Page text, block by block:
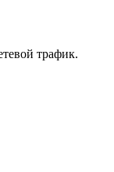
трафик.